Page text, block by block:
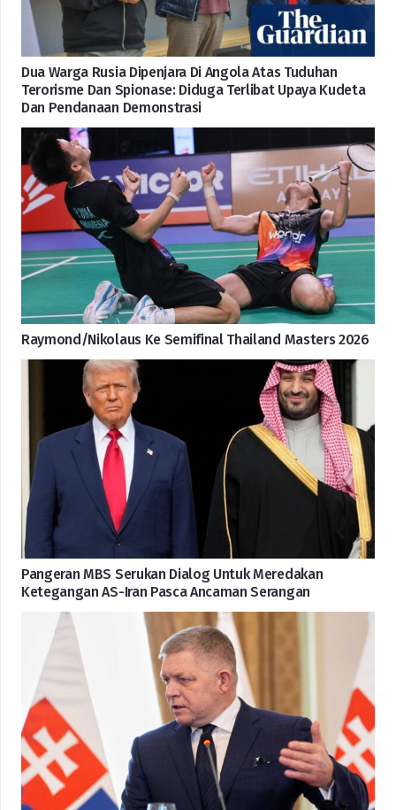
Dua Warga Rusia Dipenjara Di Angola Atas Tuduhan
Terorisme Dan Spionase: Diduga Terlibat Upaya Kudeta
Dan Pendanaan Demonstrasi
Raymond/Nikolaus Ke Semifinal Thailand Masters 2026
Pangeran MBS Serukan Dialog Untuk Meredakan
Ketegangan AS-Iran Pasca Ancaman Serangan